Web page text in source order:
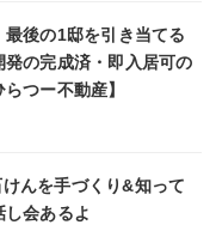
最後の1邸を引き当てる
の完成済・即入居可の
つー不動産】
んを手づくり&知って
会あるよ